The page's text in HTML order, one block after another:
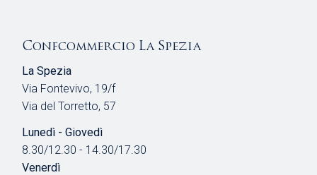
Confcommercio La Spezia
La Spezia
Via Fontevivo, 19/f
Via del Torretto, 57
Lunedì - Giovedì
8.30/12.30 - 14.30/17.30
Venerdì